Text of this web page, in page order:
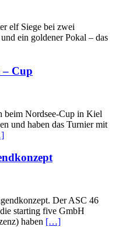
elf Siege bei zwei
ein goldener Pokal – das
– Cup
beim Nordsee-Cup in Kiel
und haben das Turnier mit
Der ASC 46
starting five GmbH
haben […]